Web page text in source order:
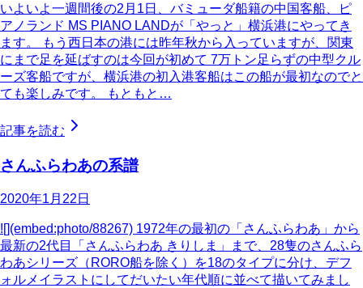
いよいよ一週間後の2月1日、バミューダ船籍の中国客船、ピ
アノランド MS PIANO LANDが「やっと」横浜港にやってき
ます。 もう西日本の港には昨年秋から入っていますが、関東
にまで足を延ばすのは今回が初めて 7万トン足らずの中型クル
ーズ客船ですが、横浜港の初入港客船はこの船が最初なのでと
ても楽しみです。 もともと…
記事を読む
さんふらわあの系譜
2020年1月22日
![](embed:photo/88267) 1972年の最初の「さんふらわあ」から
最新の2代目「さんふらわあ きりしま」まで、28隻のさんふら
わあシリーズ（RORO船を除く）を18のタイプに分け、デフ
ォルメイラストにしてだいたい年代順に並べて描いてみまし